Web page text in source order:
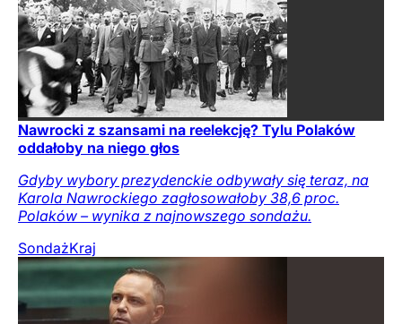
Nawrocki z szansami na reelekcję? Tylu Polaków
oddałoby na niego głos
Gdyby wybory prezydenckie odbywały się teraz, na
Karola Nawrockiego zagłosowałoby 38,6 proc.
Polaków – wynika z najnowszego sondażu.
SondażKraj